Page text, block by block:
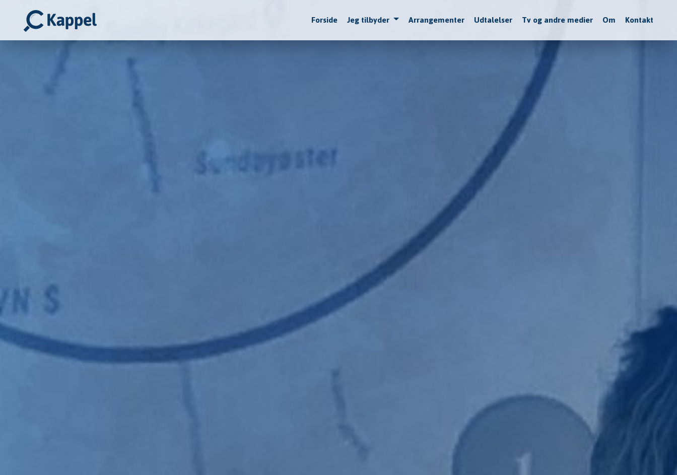
Forside Jeg tilbyder Arrangementer Udtalelser Tv og andre medier Om Kontakt